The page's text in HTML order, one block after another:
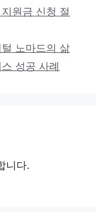
원금 신청 절
노마드의 삶
성공 사례
니다.